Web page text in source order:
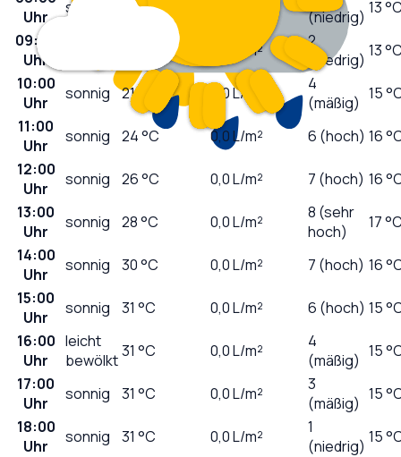
Uhr
sonnig °C
(niedrig) 13
09:00
Uhr
L/m²
2
(niedrig) 13
10:00
Uhr
sonnig 21°C 0,0L/m²
4
(mäßig) 15
11:00
Uhr
sonnig 24°C 0,0 L/m² 6 (hoch) 16
12:00
Uhr
sonnig 26°C 0,0L/m² 7 (hoch) 16
13:00
Uhr
sonnig 28°C 0,0L/m²
8 (sehr
hoch)
17
14:00
Uhr
sonnig 30°C 0,0L/m² 7 (hoch) 16
15:00
Uhr
sonnig 31 °C 0,0L/m² 6 (hoch) 15
16:00
Uhr
leicht
bewölkt31 °C 0,0L/m²
4
(mäßig) 15
17:00
Uhr
sonnig 31 °C 0,0L/m²
3
(mäßig) 15
18:00
Uhr
sonnig 31 °C 0,0L/m²
1
(niedrig) 15